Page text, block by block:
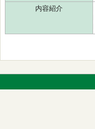
内容紹介